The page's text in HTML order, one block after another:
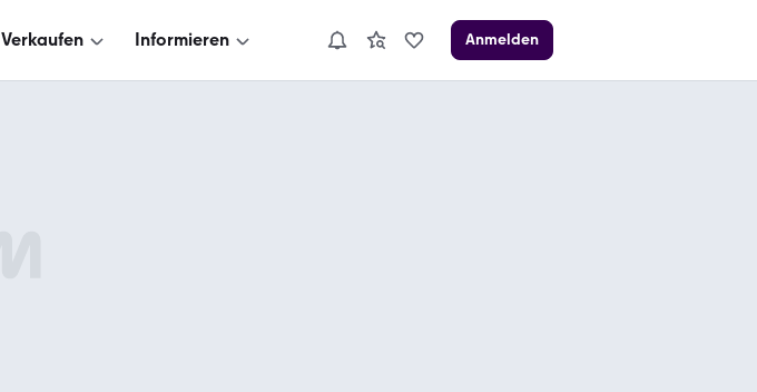
Verkaufen Informieren Anmelden